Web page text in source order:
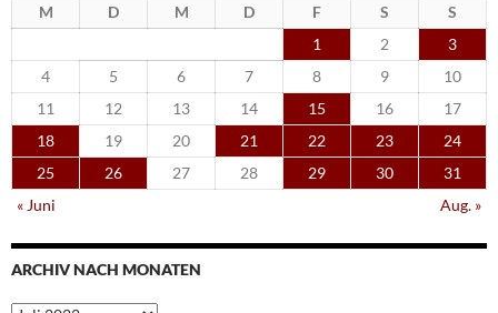
M D M D F S
S
1
2
3
4
5 6 7 8 9
10
11
12 13 14 15 16
17
18
19 20 21 22 23
24
25
26 27 28 29 30
31
« Juni
Aug. »
ARCHIV NACH MONATEN